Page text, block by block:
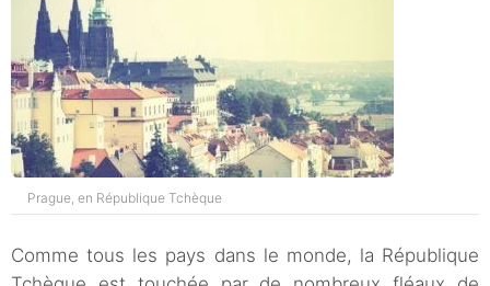
Prague, en République Tchèque
Comme tous les pays dans le monde, la République